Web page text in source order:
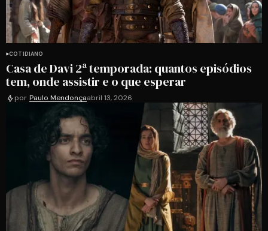
COTIDIANO
Casa de Davi 2ª temporada: quantos episódios
tem, onde assistir e o que esperar
por Paulo Mendonçaabril 13, 2026